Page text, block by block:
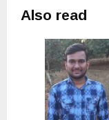
Also read